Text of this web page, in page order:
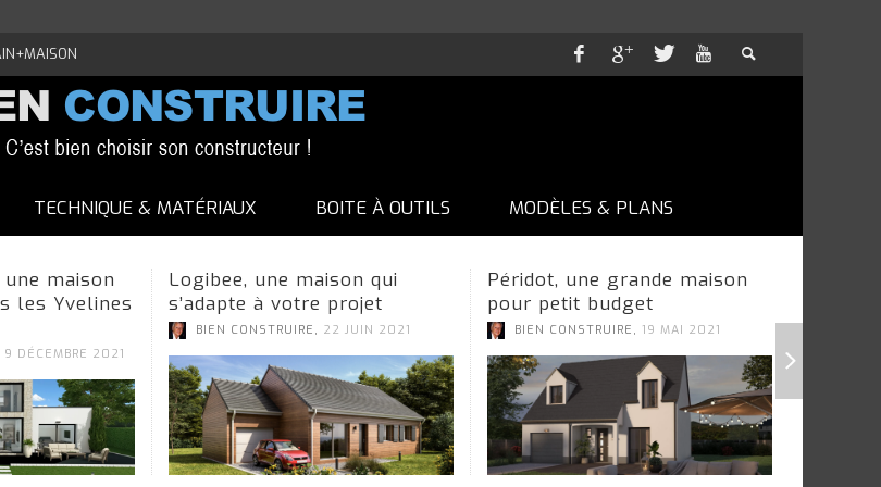
TECHNIQUE & MATÉRIAUX BOITE À OUTILS MODÈLES & PLANS
maison
les Yvelines
9 DÉCEMBRE 2021
Logibee, une maison qui
s’adapte à votre projet
BIEN CONSTRUIRE , 22 JUIN 2021
Péridot, une grande maison
pour petit budget
BIEN CONSTRUIRE , 19 MAI 2021